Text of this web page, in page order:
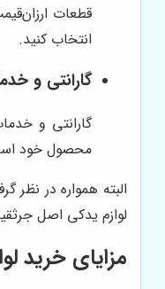
قطعات
انتخاب کنید.
گارانتی و
گارانتی و
محصول خود
البته همواره در
لوازم یدکی اصل
مزایای خرید